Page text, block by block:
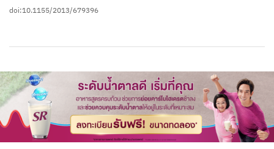
doi:10.1155/2013/679396